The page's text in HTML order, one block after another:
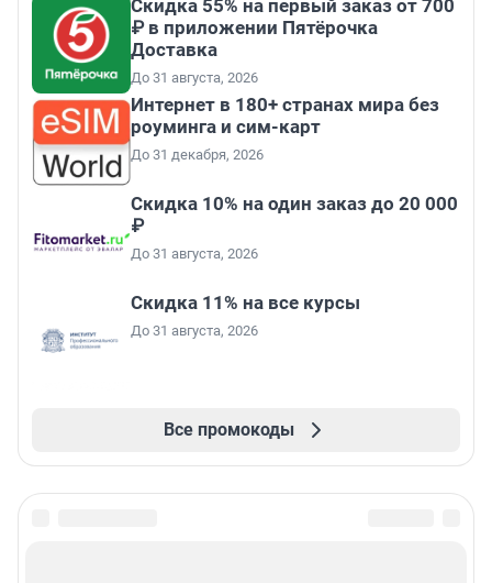
Скидка 55% на первый заказ от 700
₽ в приложении Пятёрочка
Доставка
До 31 августа, 2026
Интернет в 180+ странах мира без
роуминга и сим-карт
До 31 декабря, 2026
Скидка 10% на один заказ до 20 000
₽
До 31 августа, 2026
Скидка 11% на все курсы
До 31 августа, 2026
Все промокоды